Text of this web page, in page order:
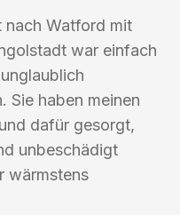
nach Watford mit
war einfach
Sie haben meinen
dafür gesorgt,
unbeschädigt
wärmstens